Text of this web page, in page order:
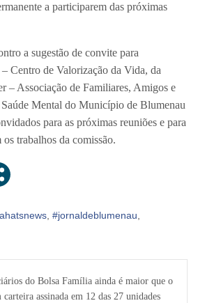
a participarem das próximas
a sugestão de convite para
Centro de Valorização da Vida, da
– Associação de Familiares, Amigos e
Mental do Município de Blumenau
para as próximas reuniões e para
trabalhos da comissão.
#jornaldeblumenau
do Bolsa Família ainda é maior que o
assinada em 12 das 27 unidades